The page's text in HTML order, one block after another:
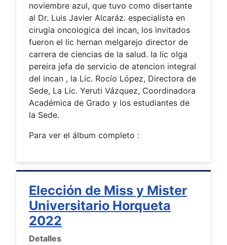
noviembre azul, que tuvo como disertante
al Dr. Luis Javier Alcaráz. especialista en
cirugia oncologica del incan, los invitados
fueron el lic hernan melgarejo director de
carrera de ciencias de la salud. la lic olga
pereira jefa de servicio de atencion integral
del incan , la Lic. Rocío López, Directora de
Sede, La Lic. Yeruti Vázquez, Coordinadora
Académica de Grado y los estudiantes de
la Sede.
Para ver el álbum completo :
Elección de Miss y Mister
Universitario Horqueta
2022
Detalles